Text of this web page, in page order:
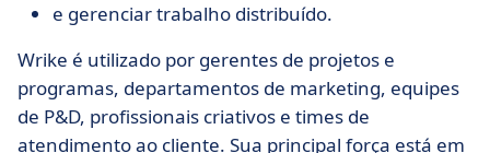
e gerenciar trabalho distribuído.
Wrike é utilizado por gerentes de projetos e
programas, departamentos de marketing, equipes
de P&D, profissionais criativos e times de
atendimento ao cliente. Sua principal força está em